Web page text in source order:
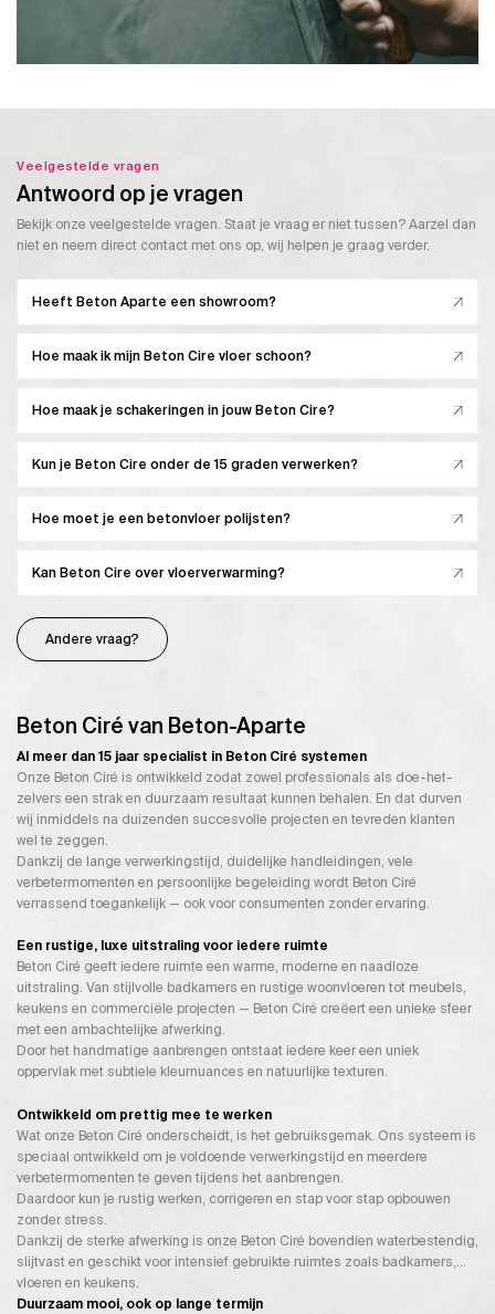
Veelgestelde vragen
Antwoord op je vragen
Bekijk onze veelgestelde vragen. Staat je vraag er niet tussen? Aarzel dan
niet en neem direct contact met ons op, wij helpen je graag verder.
Heeft Beton Aparte een showroom?
Hoe maak ik mijn Beton Cire vloer schoon?
Hoe maak je schakeringen in jouw Beton Cire?
Kun je Beton Cire onder de 15 graden verwerken?
Hoe moet je een betonvloer polijsten?
Kan Beton Cire over vloerverwarming?
Andere vraag?
Beton Ciré van Beton-Aparte
Al meer dan 15 jaar specialist in Beton Ciré systemen
Onze Beton Ciré is ontwikkeld zodat zowel professionals als doe-het-
zelvers een strak en duurzaam resultaat kunnen behalen. En dat durven
wij inmiddels na duizenden succesvolle projecten en tevreden klanten
wel te zeggen.
Dankzij de lange verwerkingstijd, duidelijke handleidingen, vele
verbetermomenten en persoonlijke begeleiding wordt Beton Ciré
verrassend toegankelijk — ook voor consumenten zonder ervaring.
Een rustige, luxe uitstraling voor iedere ruimte
Beton Ciré geeft iedere ruimte een warme, moderne en naadloze
uitstraling. Van stijlvolle badkamers en rustige woonvloeren tot meubels,
keukens en commerciële projecten — Beton Ciré creëert een unieke sfeer
met een ambachtelijke afwerking.
Door het handmatige aanbrengen ontstaat iedere keer een uniek
oppervlak met subtiele kleurnuances en natuurlijke texturen.
Ontwikkeld om prettig mee te werken
Wat onze Beton Ciré onderscheidt, is het gebruiksgemak. Ons systeem is
speciaal ontwikkeld om je voldoende verwerkingstijd en meerdere
verbetermomenten te geven tijdens het aanbrengen.
Daardoor kun je rustig werken, corrigeren en stap voor stap opbouwen
zonder stress.
Dankzij de sterke afwerking is onze Beton Ciré bovendien waterbestendig,
slijtvast en geschikt voor intensief gebruikte ruimtes zoals badkamers,
vloeren en keukens.
Duurzaam mooi, ook op lange termijn